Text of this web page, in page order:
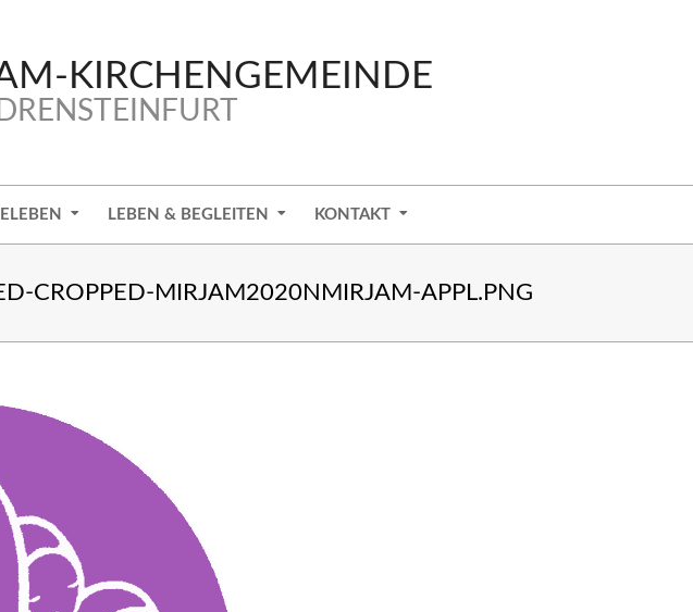
KIRCHENGEMEINDE
LEBEN & BEGLEITEN KONTAKT
CROPPED-MIRJAM2020NMIRJAM-APPL.PNG